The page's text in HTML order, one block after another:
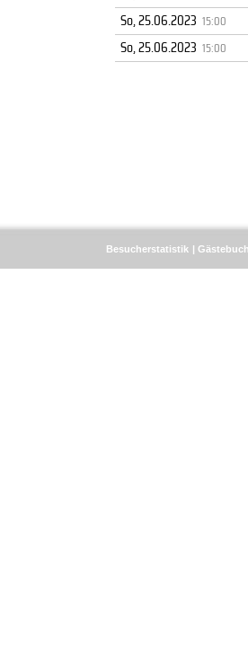
So, 25.06.2023 15:00
So, 25.06.2023 15:00
Besucherstatistik